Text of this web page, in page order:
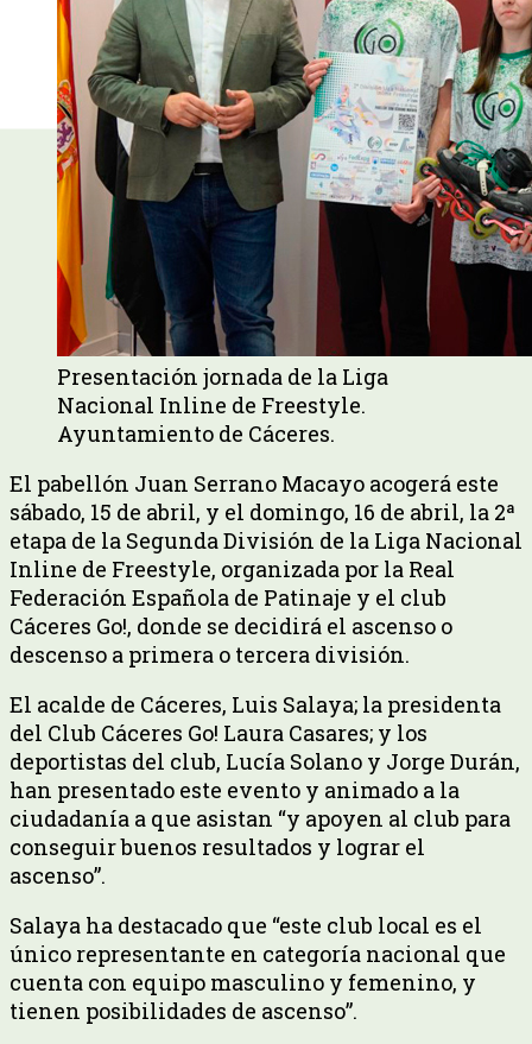
Presentación jornada de la Liga
Nacional Inline de Freestyle.
Ayuntamiento de Cáceres.
El pabellón Juan Serrano Macayo acogerá este
sábado, 15 de abril, y el domingo, 16 de abril, la 2ª
etapa de la Segunda División de la Liga Nacional
Inline de Freestyle, organizada por la Real
Federación Española de Patinaje y el club
Cáceres Go!, donde se decidirá el ascenso o
descenso a primera o tercera división.
El acalde de Cáceres, Luis Salaya; la presidenta
del Club Cáceres Go! Laura Casares; y los
deportistas del club, Lucía Solano y Jorge Durán,
han presentado este evento y animado a la
ciudadanía a que asistan “y apoyen al club para
conseguir buenos resultados y lograr el
ascenso”.
Salaya ha destacado que “este club local es el
único representante en categoría nacional que
cuenta con equipo masculino y femenino, y
tienen posibilidades de ascenso”.